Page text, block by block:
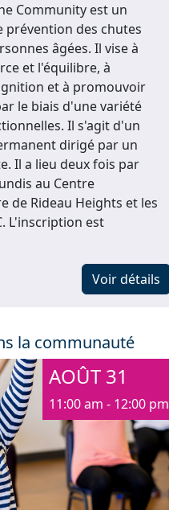
Community est un
prévention des chutes
âgées. Il vise à
et l'équilibre, à
et à promouvoir
le biais d'une variété
Il s'agit d'un
dirigé par un
Il a lieu deux fois par
au Centre
de Rideau Heights et les
L'inscription est
Voir détails
la communauté
AOÛT 31
11:00 am - 12:00 pm